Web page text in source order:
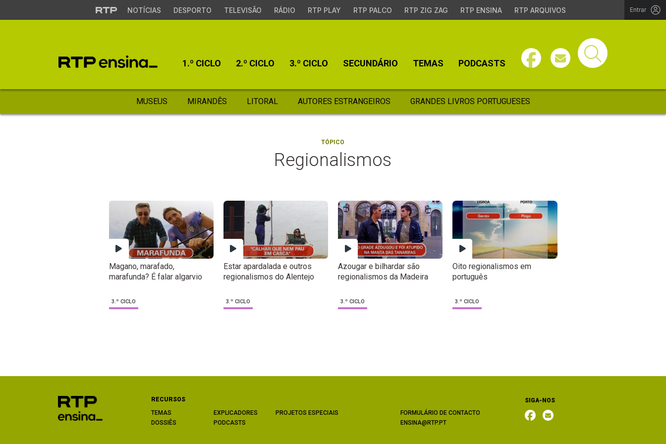
NOTÍCIAS DESPORTO TELEVISÃO RÁDIO RTP PLAY RTP PALCO RTP ZIG ZAG RTP ENSINA RTP ARQUIVOS Entrar
1.º CICLO 2.º CICLO 3.º CICLO SECUNDÁRIO TEMAS PODCASTS
MUSEUS MIRANDÊS LITORAL AUTORES ESTRANGEIROS GRANDES LIVROS PORTUGUESES
TÓPICO
Regionalismos
Magano, marafado,
marafunda? É falar algarvio
3.º CICLO
Estar apardalada e outros
regionalismos do Alentejo
3.º CICLO
Azougar e bilhardar são
regionalismos da Madeira
3.º CICLO
Oito regionalismos em
português
3.º CICLO
RECURSOS
TEMAS
DOSSIÊS
EXPLICADORES
PODCASTS
PROJETOS ESPECIAIS
FORMULÁRIO DE CONTACTO
ENSINA@RTP.PT
SIGA-NOS